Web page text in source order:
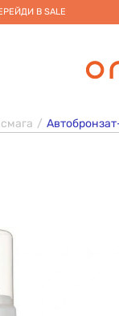
В SALE